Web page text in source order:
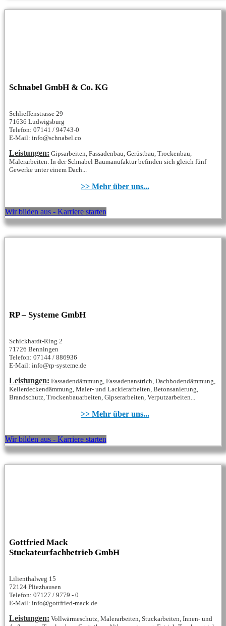
Schnabel GmbH & Co. KG
Schlieffenstrasse 29
71636 Ludwigsburg
Telefon: 07141 / 94743-0
E-Mail: info@schnabel.co
Leistungen: Gipsarbeiten, Fassadenbau, Gerüstbau, Trockenbau,
Malerarbeiten. In der Schnabel Baumanufaktur befinden sich gleich fünf
Gewerke unter einem Dach...
>> Mehr über uns...
Wir bilden aus - Karriere starten
RP – Systeme GmbH
Schickhardt-Ring 2
71726 Benningen
Telefon: 07144 / 886936
E-Mail: info@rp-systeme.de
Leistungen: Fassadendämmung, Fassadenanstrich, Dachbodendämmung,
Kellerdeckendämmung, Maler- und Lackierarbeiten, Betonsanierung,
Brandschutz, Trockenbauarbeiten, Gipserarbeiten, Verputzarbeiten...
>> Mehr über uns...
Wir bilden aus - Karriere starten
Gottfried Mack
Stuckateurfachbetrieb GmbH
Lilienthalweg 15
72124 Pliezhausen
Telefon: 07127 / 9779 - 0
E-Mail: info@gottfried-mack.de
Leistungen: Vollwärmeschutz, Malerarbeiten, Stuckarbeiten, Innen- und